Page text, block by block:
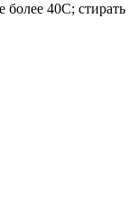
более 40С; стирать